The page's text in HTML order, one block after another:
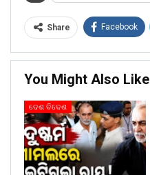
Share Facebook
You Might Also Like
ଦେଶ ବିଦେଶ